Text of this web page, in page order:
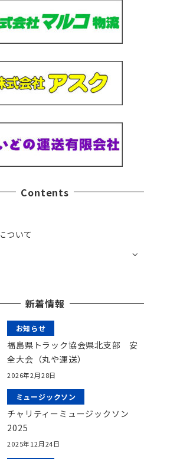
Contents
ついて
新着情報
お知らせ
福島県トラック協会県北支部 安
全大会（丸や運送）
2026年2月28日
ミュージックソン
チャリティーミュージックソン
2025
2025年12月24日